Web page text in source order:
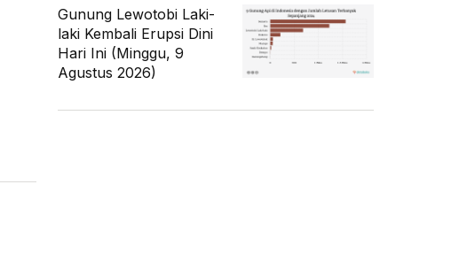
Gunung Lewotobi Laki-
laki Kembali Erupsi Dini
Hari Ini (Minggu, 9
Agustus 2026)